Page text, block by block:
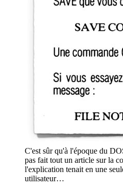
C'est sûr qu'à l'époque du
pas fait tout un article sur la
l'explication tenait en une
utilisateur…